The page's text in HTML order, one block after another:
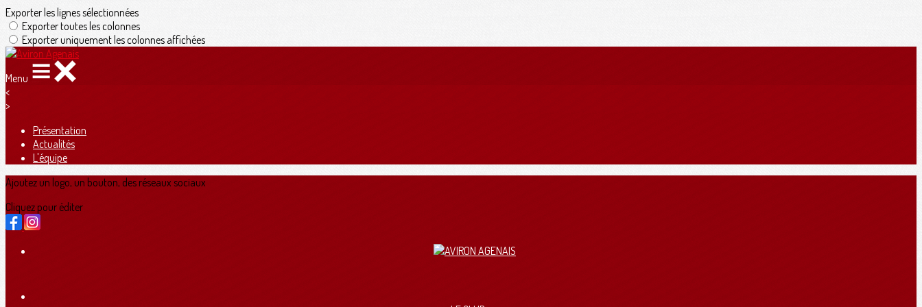
Exporter les lignes sélectionnées
Exporter toutes les colonnes
Exporter uniquement les colonnes affichées
Menu
<
>
Présentation
Actualités
L'équipe
Ajoutez un logo, un bouton, des réseaux sociaux
Cliquez pour éditer